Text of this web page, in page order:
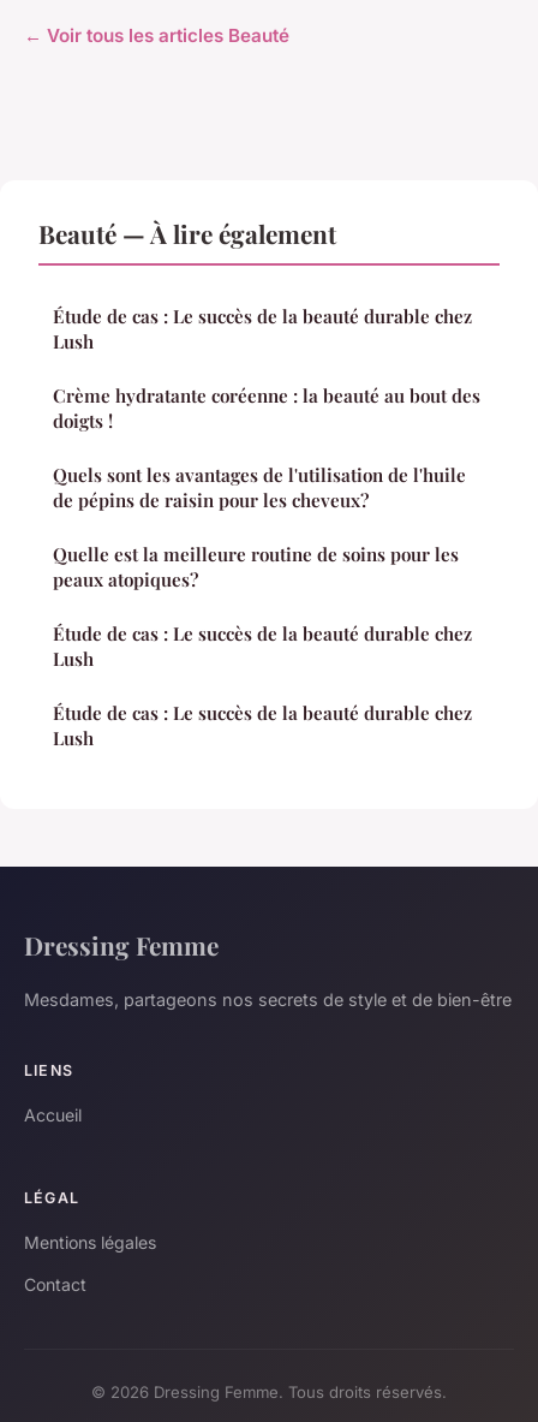
← Voir tous les articles Beauté
Beauté — À lire également
Étude de cas : Le succès de la beauté durable chez
Lush
Crème hydratante coréenne : la beauté au bout des
doigts !
Quels sont les avantages de l'utilisation de l'huile
de pépins de raisin pour les cheveux?
Quelle est la meilleure routine de soins pour les
peaux atopiques?
Étude de cas : Le succès de la beauté durable chez
Lush
Étude de cas : Le succès de la beauté durable chez
Lush
Dressing Femme
Mesdames, partageons nos secrets de style et de bien-être
LIENS
Accueil
LÉGAL
Mentions légales
Contact
© 2026 Dressing Femme. Tous droits réservés.